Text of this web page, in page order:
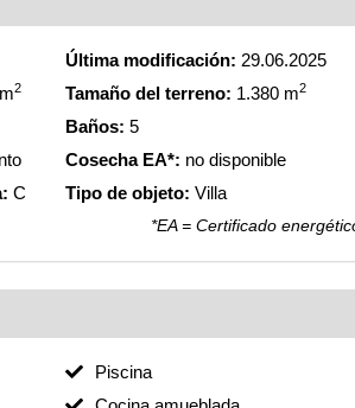
Última modificación: 29.06.2025
2 Tamaño del terreno: 1.380 m2
Baños: 5
Cosecha EA*: no disponible
C Tipo de objeto: Villa
*EA = Certificado
Piscina